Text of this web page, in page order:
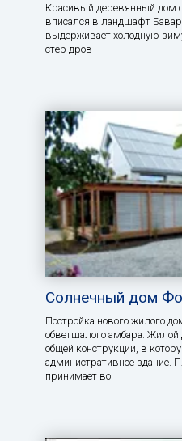
Красивый деревянный дом
вписался в ландшафт
выдерживает холодную
стер дров
Солнечный дом
Постройка нового жилого
обветшалого амбара.
общей конструкции, в
административное здание.
принимает во